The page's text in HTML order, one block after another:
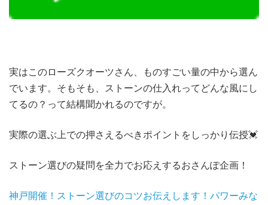
実はこのローズクオーツさん、ものすごい量の中から選ん
でいます。そもそも、ストーンの仕入れってどんな風にし
てるの？って結構聞かれるのですが。
実際の選ぶ上での押さえるべきポイントをしっかり伝授💓
ストーン選びの疑問を全力でお応えするおさんぽ企画！
神戸開催！ストーン選びのコツお伝えします！パワーみな